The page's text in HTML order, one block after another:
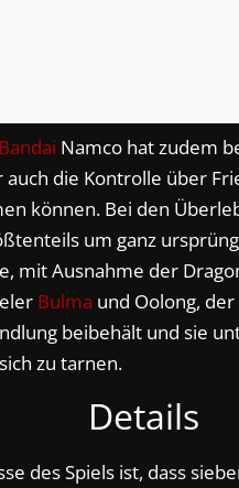
Bandai Namco hat zudem
auch die Kontrolle über
können. Bei den
um ganz
mit Ausnahme der
Bulma und Oolong,
beibehält und sie
zu tarnen.
Details
des Spiels ist, dass